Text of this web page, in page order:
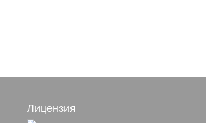
Лицензия